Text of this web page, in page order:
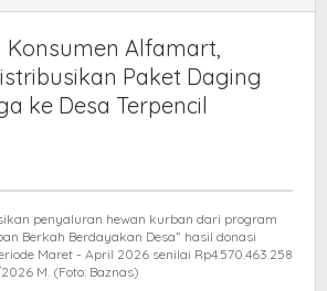
Sedekah
Konsumen
Alfamart,
BAZNAS
RI
Daging
Kurban
Hingga
ke
Konsumen Alfamart,
Paket Daging
ke Desa Terpencil
penyaluran hewan kurban dari program
Berkah Berdayakan Desa” hasil donasi
Maret - April 2026 senilai Rp4.570.463.258
M. (Foto: Baznas)